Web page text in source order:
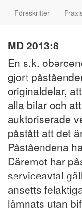
Föreskrifter
MD 2013:8
En s.k.
gjort
originaldelar,
alla bilar och
auktoriserade
påstått att det
Påståendena
Däremot har
serviceavtal
ansetts
lämnats utan